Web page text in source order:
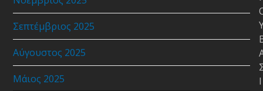
Σεπτέμβριος 2025
Αύγουστος 2025
Μάιος 2025
Ι